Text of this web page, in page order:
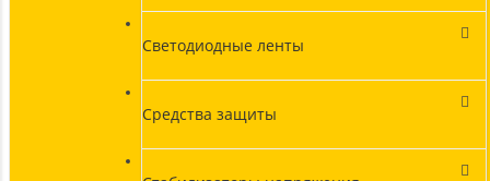
Светодиодные ленты
Средства защиты